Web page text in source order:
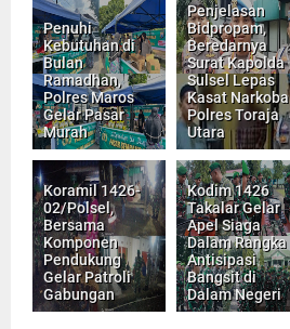
Penuhi
Kebutuhan di
Bulan
Ramadhan,
Polres Maros
Gelar Pasar
Murah
Penjelasan
Bidpropam,
Beredarnya
Surat Kapolda
Sulsel Lepas
Kasat Narkoba
Polres Toraja
Utara
Koramil 1426-
02/Polsel,
Bersama
Komponen
Pendukung
Gelar Patroli
Gabungan
Kodim 1426
Takalar Gelar
Apel Siaga
Dalam Rangka
Antisipasi
Bangsit di
Dalam Negeri